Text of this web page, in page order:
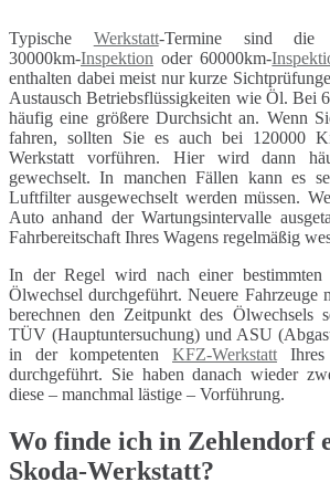
Typische Werkstatt-Termine sind die
30000km-Inspektion oder 60000km-
enthalten dabei meist nur kurze
Austausch Betriebsflüssigkeiten wie Öl. Bei
häufig eine größere Durchsicht an. Wenn
fahren, sollten Sie es auch bei 120000
Werkstatt vorführen. Hier wird dann
gewechselt. In manchen Fällen kann es
Luftfilter ausgewechselt werden müssen.
Auto anhand der Wartungsintervalle
Fahrbereitschaft Ihres Wagens regelmäßig
In der Regel wird nach einer bestimmten
Ölwechsel durchgeführt. Neuere
berechnen den Zeitpunkt des Ölwechsels
TÜV (Hauptuntersuchung) und ASU
in der kompetenten KFZ-Werkstatt Ihres
durchgeführt. Sie haben danach wieder
diese – manchmal lästige – Vorführung.
Wo finde ich in Zehlendorf
Skoda-Werkstatt?